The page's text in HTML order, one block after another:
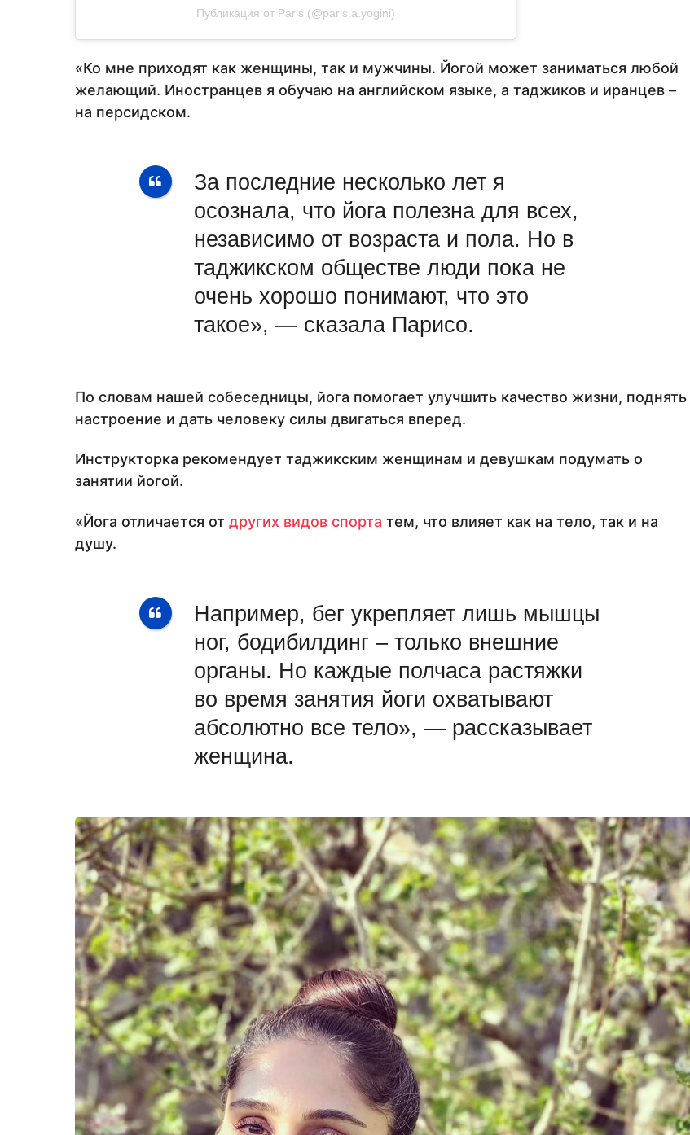
Публикация от Paris (@paris.a.yogini)
«Ко мне приходят как женщины, так и мужчины. Йогой может заниматься любой
желающий. Иностранцев я обучаю на английском языке, а таджиков и иранцев –
на персидском.
За последние несколько лет я
осознала, что йога полезна для всех,
независимо от возраста и пола. Но в
таджикском обществе люди пока не
очень хорошо понимают, что это
такое», — сказала Парисо.
По словам нашей собеседницы, йога помогает улучшить качество жизни, поднять
настроение и дать человеку силы двигаться вперед.
Инструкторка рекомендует таджикским женщинам и девушкам подумать о
занятии йогой.
«Йога отличается от других видов спорта тем, что влияет как на тело, так и на
душу.
Например, бег укрепляет лишь мышцы
ног, бодибилдинг – только внешние
органы. Но каждые полчаса растяжки
во время занятия йоги охватывают
абсолютно все тело», — рассказывает
женщина.